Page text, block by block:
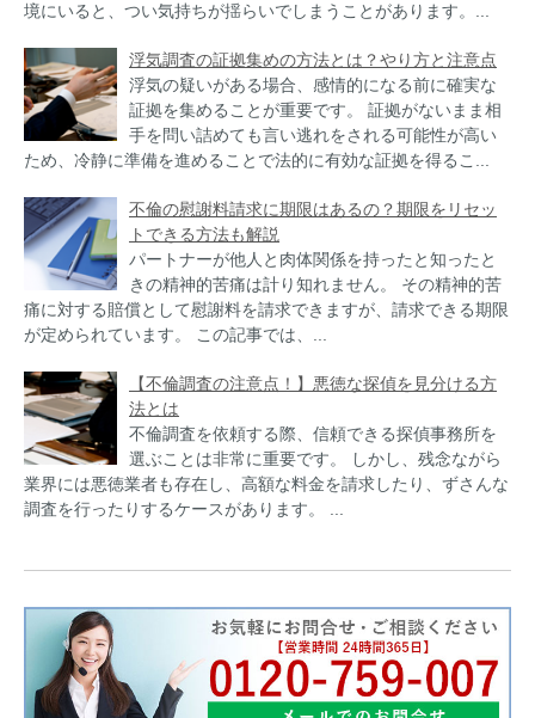
境にいると、つい気持ちが揺らいでしまうことがあります。...
浮気調査の証拠集めの方法とは？やり方と注意点
浮気の疑いがある場合、感情的になる前に確実な
証拠を集めることが重要です。 証拠がないまま相
手を問い詰めても言い逃れをされる可能性が高い
ため、冷静に準備を進めることで法的に有効な証拠を得るこ...
不倫の慰謝料請求に期限はあるの？期限をリセッ
トできる方法も解説
パートナーが他人と肉体関係を持ったと知ったと
きの精神的苦痛は計り知れません。 その精神的苦
痛に対する賠償として慰謝料を請求できますが、請求できる期限
が定められています。 この記事では、...
【不倫調査の注意点！】悪徳な探偵を見分ける方
法とは
不倫調査を依頼する際、信頼できる探偵事務所を
選ぶことは非常に重要です。 しかし、残念ながら
業界には悪徳業者も存在し、高額な料金を請求したり、ずさんな
調査を行ったりするケースがあります。 ...